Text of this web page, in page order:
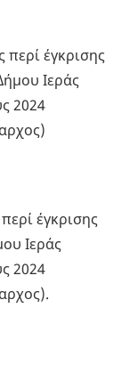
έγκρισης
Ιεράς
2024
έγκρισης
Ιεράς
2024